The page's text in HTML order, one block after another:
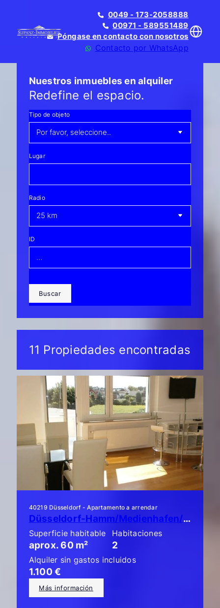
0049 - 173-2058888
00971 - 589551489
Póngase en contacto con nosotros
Contacto por WhatsApp
Nuestros inmuebles en alquiler
Redefine el espacio.
Tipo de objeto
Lugar
Radio
ID
Buscar
11 Propiedades encontradas
40219 Düsseldorf - Apartamento a arrendar
Düsseldorf-Hamm/Medienhafen/Unterbilk: ¡Piso de lujo de 2 habitaciones con balcón!
Superficie habitable
aprox. 60 m²
Habitaciones
2
Alquiler sin gastos incluidos
1.100 €
Más información